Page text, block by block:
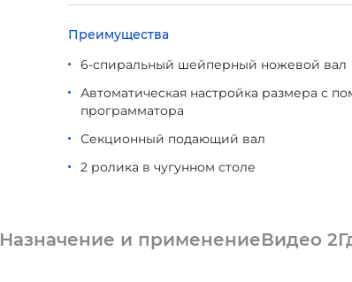
Преимущества
6-спиральный шейперный ножевой вал
Автоматическая настройка размера с
программатора
Секционный подающий вал
2 ролика в чугунном столе
Назначение и применениеВидео 2